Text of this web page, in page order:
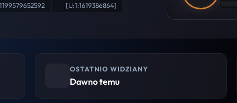
[U:1:1619386864]
OSTATNIO WIDZIANY
Dawno temu